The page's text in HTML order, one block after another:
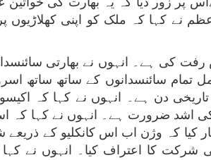
نے کہا کہ ملک کو اپنی کھلاڑیوں
رفت کی ہے۔ انہوں نے بھارتی
تمام سائنسدانوں کے ساتھ ساتھ
تاریخی دن ہے۔ انہوں نے کہا کہ
کی اشد ضرورت ہے۔ انہوں نے کہا
کیا کہ وژن اب اس کانکلیو کے ذریعے
کا اعتراف کیا۔ انہوں نے